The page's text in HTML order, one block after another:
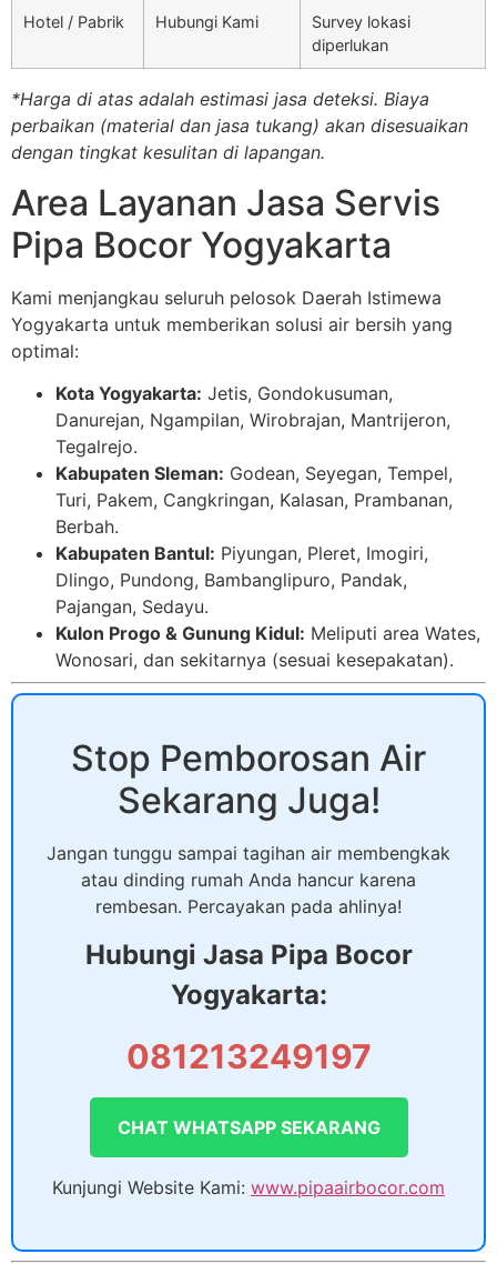
Hotel / Pabrik Hubungi Kami
Survey lokasi
diperlukan
*Harga di atas adalah estimasi jasa deteksi. Biaya
perbaikan (material dan jasa tukang) akan disesuaikan
dengan tingkat kesulitan di lapangan.
Area Layanan Jasa Servis
Pipa Bocor Yogyakarta
Kami menjangkau seluruh pelosok Daerah Istimewa
Yogyakarta untuk memberikan solusi air bersih yang
optimal:
Kota Yogyakarta: Jetis, Gondokusuman,
Danurejan, Ngampilan, Wirobrajan, Mantrijeron,
Tegalrejo.
Kabupaten Sleman: Godean, Seyegan, Tempel,
Turi, Pakem, Cangkringan, Kalasan, Prambanan,
Berbah.
Kabupaten Bantul: Piyungan, Pleret, Imogiri,
Dlingo, Pundong, Bambanglipuro, Pandak,
Pajangan, Sedayu.
Kulon Progo & Gunung Kidul: Meliputi area Wates,
Wonosari, dan sekitarnya (sesuai kesepakatan).
Stop Pemborosan Air
Sekarang Juga!
Jangan tunggu sampai tagihan air membengkak
atau dinding rumah Anda hancur karena
rembesan. Percayakan pada ahlinya!
Hubungi Jasa Pipa Bocor
Yogyakarta:
081213249197
CHAT WHATSAPP SEKARANG
Kunjungi Website Kami: www.pipaairbocor.com